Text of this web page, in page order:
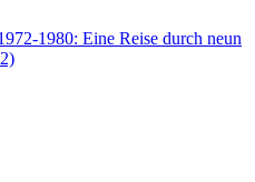
1980: Eine Reise durch neun